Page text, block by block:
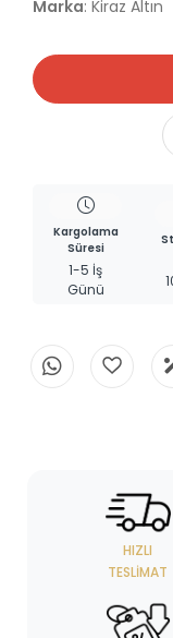
Marka: Kiraz Altın
Kargolama
Süresi
1-5 İş
Günü
HIZLI
TESLIMAT